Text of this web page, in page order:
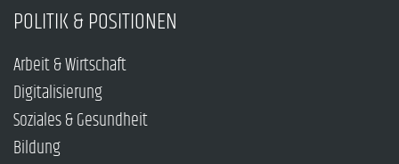
POLITIK & POSITIONEN
Arbeit & Wirtschaft
Digitalisierung
Soziales & Gesundheit
Bildung